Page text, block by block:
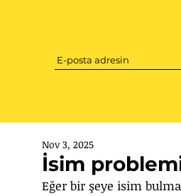
İsim
Nov 3, 2025
Eğer bir şeye isim